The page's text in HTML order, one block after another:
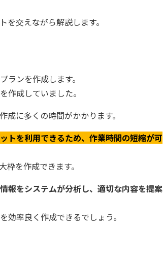
交えながら解説します。
ンを作成します。
作成していました。
に多くの時間がかかります。
トを利用できるため、作業時間の短縮が可
を作成できます。
報をシステムが分析し、適切な内容を提案
率良く作成できるでしょう。